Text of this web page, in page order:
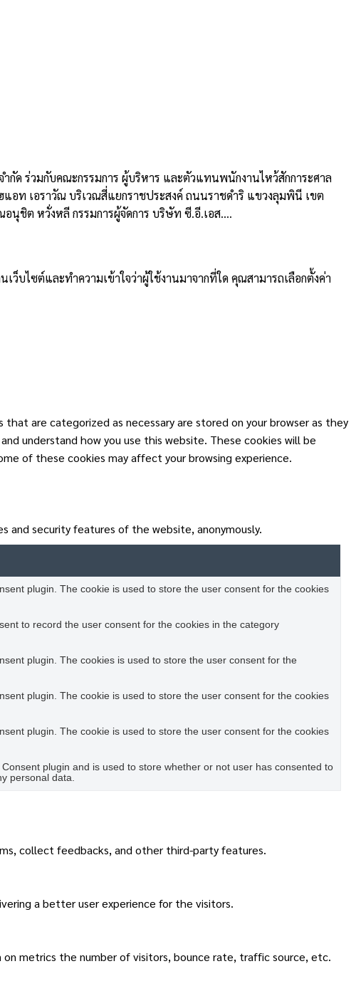
ำกัด ร่วมกับคณะกรรมการ ผู้บริหาร และตัวแทนพนักงานไหว้สักการะศาล
อท เอราวัณ บริเวณสี่แยกราชประสงค์ ถนนราชดำริ แขวงลุมพินี เขต
ชิต หวั่งหลี กรรมการผู้จัดการ บริษัท ซี.อี.เอส....
ว็บไซต์และทำความเข้าใจว่าผู้ใช้งานมาจากที่ใด คุณสามารถเลือกตั้งค่า
are categorized as necessary are stored on your browser as they
understand how you use this website. These cookies will be
of these cookies may affect your browsing experience.
and security features of the website, anonymously.
plugin. The cookie is used to store the user consent for the cookies
to record the user consent for the cookies in the category
plugin. The cookies is used to store the user consent for the
plugin. The cookie is used to store the user consent for the cookies
plugin. The cookie is used to store the user consent for the cookies
plugin and is used to store whether or not user has consented to
personal data.
collect feedbacks, and other third-party features.
a better user experience for the visitors.
metrics the number of visitors, bounce rate, traffic source, etc.